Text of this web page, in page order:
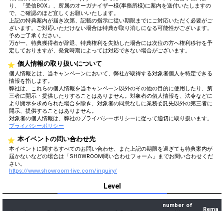
り、「受信BOX」、所属のオーガナイザー様(事務所様)に案内を送付いたしますの
で、ご確認のほど宜しくお願いいたします。
上記の特典案内が届き次第、記載の指示に従い期限までにご対応いただく必要がご
ざいます。ご対応いただけない場合は特典が取り消しになる可能性がございます。
予めご了承ください。
万が一、特典獲得者が辞退、特典権利を失効した場合には次位の方へ権利移行を予
定しておりますが、発覚時期によっては対応できない場合がございます。
個人情報の取り扱いについて
個人情報とは、当キャンペーンにおいて、弊社が取得する対象者個人を特定できる
情報を指します。
弊社は、これらの個人情報を当キャンペーン以外のその他の目的に使用したり、第
三者に開示・提供したりすることはありません。対象者の個人情報を、法令などに
より開示を求められた場合を除き、対象者の同意なしに業務委託先以外の第三者に
開示、提供することはありません。
対象者の個人情報は、弊社のプライバシーポリシーに従って適切に取り扱います。
プライバシーポリシー
本イベントの問い合わせ先
本イベントに関するすべてのお問い合わせ、また上記の期限を過ぎても特典案内が
届かないなどの場合は「SHOWROOM問い合わせフォーム」までお問い合わせくだ
さい。
https://www.showroom-live.com/inquiry/
Level
number of
Rema